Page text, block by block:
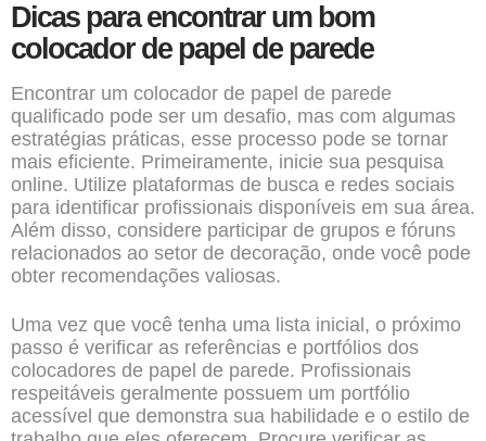
Dicas para encontrar um bom
colocador de papel de parede
Encontrar um colocador de papel de parede
qualificado pode ser um desafio, mas com algumas
estratégias práticas, esse processo pode se tornar
mais eficiente. Primeiramente, inicie sua pesquisa
online. Utilize plataformas de busca e redes sociais
para identificar profissionais disponíveis em sua área.
Além disso, considere participar de grupos e fóruns
relacionados ao setor de decoração, onde você pode
obter recomendações valiosas.
Uma vez que você tenha uma lista inicial, o próximo
passo é verificar as referências e portfólios dos
colocadores de papel de parede. Profissionais
respeitáveis geralmente possuem um portfólio
acessível que demonstra sua habilidade e o estilo de